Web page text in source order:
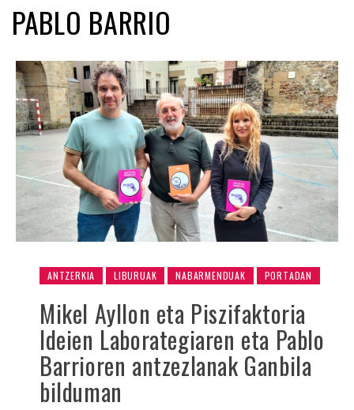
PABLO BARRIO
ANTZERKIA LIBURUAK NABARMENDUAK PORTADAN
Mikel Ayllon eta Piszifaktoria
Ideien Laborategiaren eta Pablo
Barrioren antzezlanak Ganbila
bilduman